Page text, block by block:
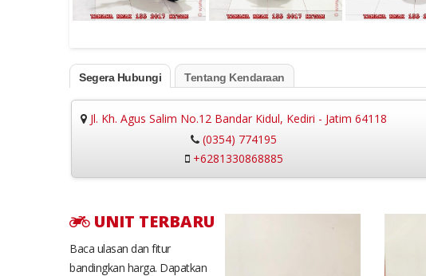
Segera Hubungi Tentang Kendaraan
Jl. Kh. Agus Salim No.12 Bandar Kidul, Kediri - Jatim 64118
(0354) 774195
+6281330868885
UNIT TERBARU
Baca ulasan dan fitur
bandingkan harga. Dapatkan